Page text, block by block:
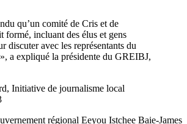
qu’un comité de Cris et de
formé, incluant des élus et gens
discuter avec les représentants du
a expliqué la présidente du GREIBJ,
Initiative de journalisme local
régional Eeyou Istchee Baie-James